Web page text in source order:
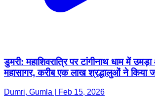
डुमरी: महाशिवरात्रि पर टांगीनाथ धाम में
महासागर, करीब एक लाख श्रद्धालुओं ने किया
Dumri, Gumla | Feb 15, 2026